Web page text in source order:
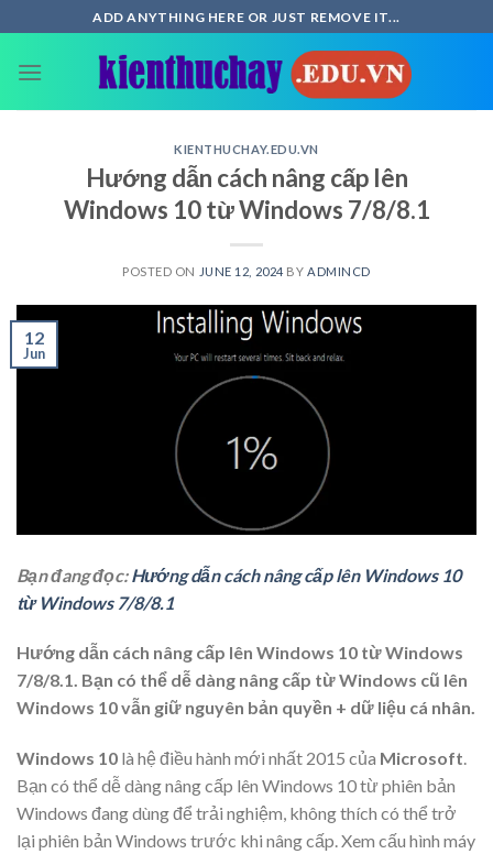
to
content
ADD ANYTHING HERE OR JUST REMOVE IT...
KIENTHUCHAY.EDU.VN
Hướng dẫn cách nâng cấp lên
Windows 10 từ Windows 7/8/8.1
POSTED ON JUNE 12, 2024 BY ADMINCD
12
Jun
Bạn đang đọc:Hướng dẫn cách nâng cấp lên Windows 10
từ Windows 7/8/8.1
Hướng dẫn cách nâng cấp lên Windows 10 từ Windows
7/8/8.1. Bạn có thể dễ dàng nâng cấp từ Windows cũ lên
Windows 10 vẫn giữ nguyên bản quyền + dữ liệu cá nhân.
Windows 10 là hệ điều hành mới nhất 2015 của Microsoft.
Bạn có thể dễ dàngnâng cấp lên Windows 10từ phiên bản
Windows đang dùng để trải nghiệm, không thích có thể trở
lại phiên bản Windows trước khi nâng cấp. Xem cấu hình máy